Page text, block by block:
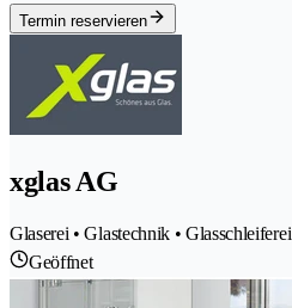
Termin reservieren
xglas AG
Glaserei • Glastechnik •
Geöffnet